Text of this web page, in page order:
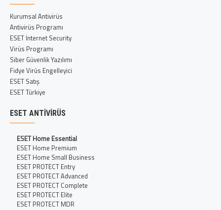
Kurumsal Antivirüs
Antivirüs Programı
ESET İnternet Security
Virüs Programı
Siber Güvenlik Yazılımı
Fidye Virüs Engelleyici
ESET Satış
ESET Türkiye
ESET ANTIVIRÜS
ESET Home Essential
ESET Home Premium
ESET Home Small Business
ESET PROTECT Entry
ESET PROTECT Advanced
ESET PROTECT Complete
ESET PROTECT Elite
ESET PROTECT MDR